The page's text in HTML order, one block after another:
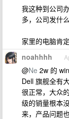
我这种到公司
多，公司发什
家里的电脑肯
noahhhh
@Ne 2w 的
Dell 旗舰全有
很正常，大众
级的销量根本
来，产品问题